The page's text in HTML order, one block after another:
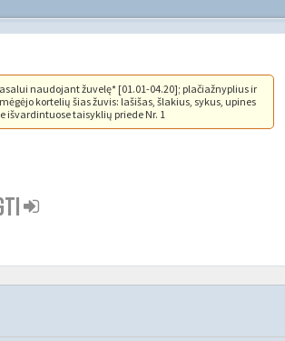
naudojant žuvelę* [01.01-04.20]; plačiažnyplius ir
kortelių šias žuvis: lašišas, šlakius, sykus, upines
išvardintuose taisyklių priede Nr. 1